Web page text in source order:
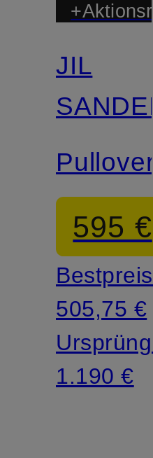
JIL
SANDER
Pullover
595 €
505,75 €
1.190 €